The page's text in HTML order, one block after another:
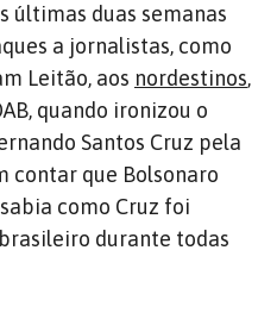
últimas duas semanas
a jornalistas, como
Leitão, aos nordestinos,
quando ironizou o
Santos Cruz pela
contar que Bolsonaro
como Cruz foi
durante todas